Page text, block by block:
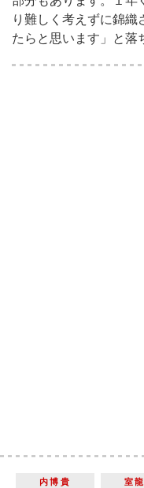
り難しく考えずに錦織
たらと思います」と落
内博貴 室